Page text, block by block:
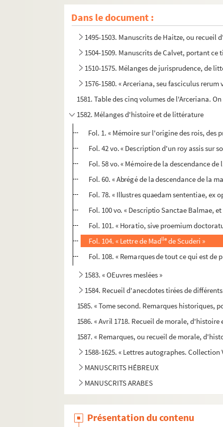
Dans le document :
1493. « Liste des livres de la Bibliothèque de
1494. « Notice sur les manuscrits de [Haitze et
1495-1503. Manuscrits de Haitze, ou
1504-1509. Manuscrits de Calvet, portant
1510-1575. Mélanges de jurisprudence, de
1576-1580. « Arceriana, seu fasciculus
1581. Table des cinq volumes de l'Arceriana.
1582. Mélanges d'histoire et de littérature
Fol. 1. « Mémoire sur l'origine des rois, des
Fol. 42 vo. « Description d'un roy assis sur
Fol. 58 vo. « Mémoire de la descendance
Fol. 60. « Abrégé de la descendance de la
Fol. 78. « Illustres quaedam sententiae, ex
Fol. 100 vo. « Descriptio Sanctae Balmae,
Fol. 101. « Horatio, sive proemium
Fol. 104. « Lettre de Madlle de Scuderi »
Fol. 108. « Remarques de tout ce qui est
1583. « OEuvres meslées »
1584. Recueil d'anecdotes tirées de
1585. « Tome second. Remarques historiques,
1586. « Avril 1718. Recueil de morale,
1587. « Remarques, ou recueil de morale,
1588-1625. « Lettres autographes.
MANUSCRITS HÉBREUX
MANUSCRITS ARABES
Présentation du contenu